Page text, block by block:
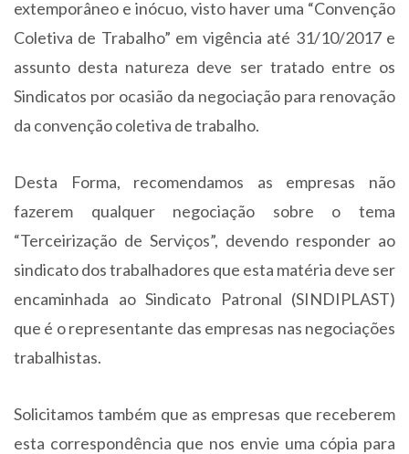
extemporâneo e inócuo, visto haver uma “Convenção
Coletiva de Trabalho” em vigência até 31/10/2017 e
assunto desta natureza deve ser tratado entre os
Sindicatos por ocasião da negociação para renovação
da convenção coletiva de trabalho.
Desta Forma, recomendamos as empresas não
fazerem qualquer negociação sobre o tema
“Terceirização de Serviços”, devendo responder ao
sindicato dos trabalhadores que esta matéria deve ser
encaminhada ao Sindicato Patronal (SINDIPLAST)
que é o representante das empresas nas negociações
trabalhistas.
Solicitamos também que as empresas que receberem
esta correspondência que nos envie uma cópia para